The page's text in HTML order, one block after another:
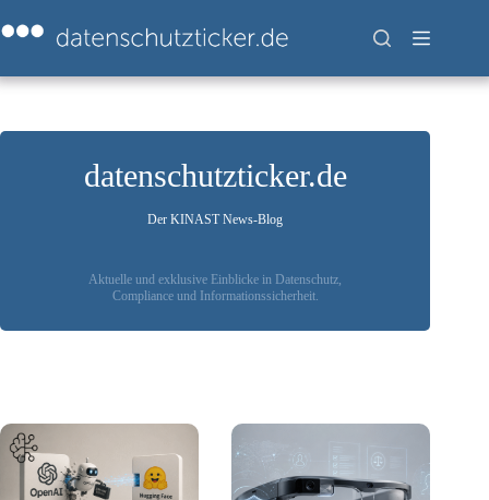
Inhalt
springen
datenschutzticker.de
Der KINAST News-Blog
Aktuelle und exklusive Einblicke in Datenschutz,
Compliance und Informationssicherheit.